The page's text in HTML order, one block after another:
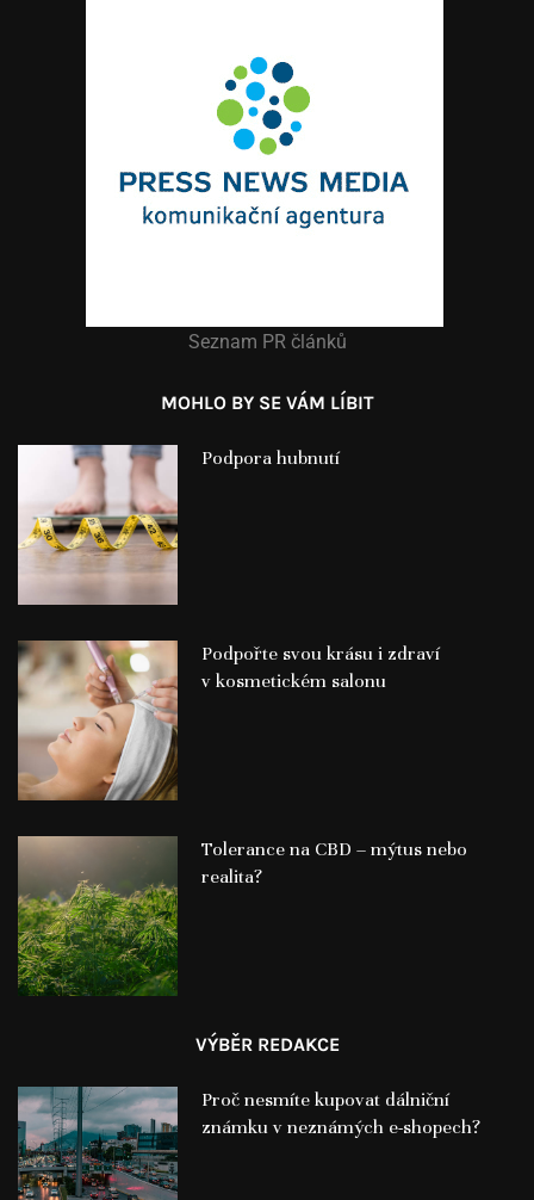
Seznam PR článků
MOHLO BY SE VÁM LÍBIT
Podpora hubnutí
Podpořte svou krásu i zdraví
v kosmetickém salonu
Tolerance na CBD – mýtus nebo
realita?
VÝBĚR REDAKCE
Proč nesmíte kupovat dálniční
známku v neznámých e-shopech?